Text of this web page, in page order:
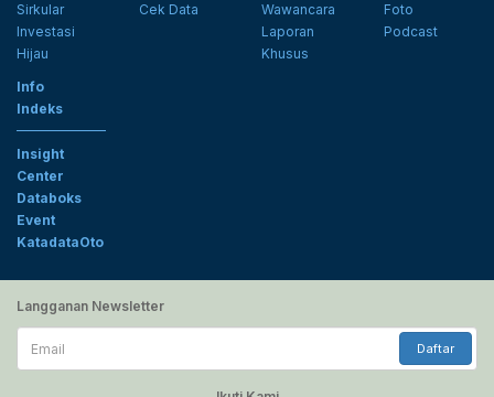
Sirkular
Investasi
Hijau
Cek Data
Wawancara
Laporan
Khusus
Foto
Podcast
Info
Indeks
Insight
Center
Databoks
Event
KatadataOto
Langganan Newsletter
Email
Daftar